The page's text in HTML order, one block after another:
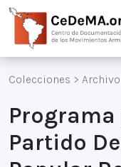
Colecciones >
Partido